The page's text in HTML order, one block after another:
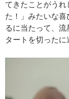
てきたことがう
た！」みたいな
るに当たって、
タートを切ったに